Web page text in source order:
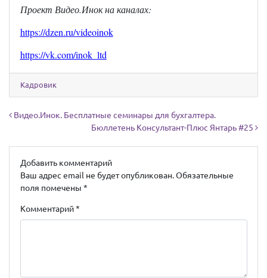
Проект Видео.Инок на каналах:
https://dzen.ru/videoinok
https://vk.com/inok_ltd
Кадровик
Навигация по записям
Видео.Инок. Бесплатные семинары для бухгалтера.
Бюллетень Консультант-Плюс Янтарь #25
Добавить комментарий
Ваш адрес email не будет опубликован. Обязательные
поля помечены *
Комментарий*